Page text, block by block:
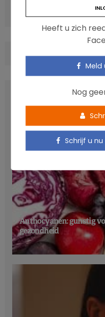
Anthocyanen: gunstig
gezondheid
Heeft u zich
Meld
Nog
Schrijf u